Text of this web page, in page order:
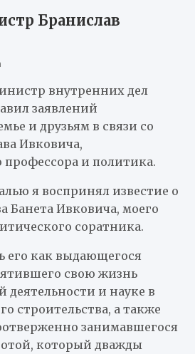
Бранислав
внутренних дел
заявлений
и друзьям в связи со
Ивковича,
профессора и политика.
я воспринял известие о
Банета Ивковича, моего
соратника.
как выдающегося
свою жизнь
деятельности и науке в
строительства, а также
занимавшегося
который дважды